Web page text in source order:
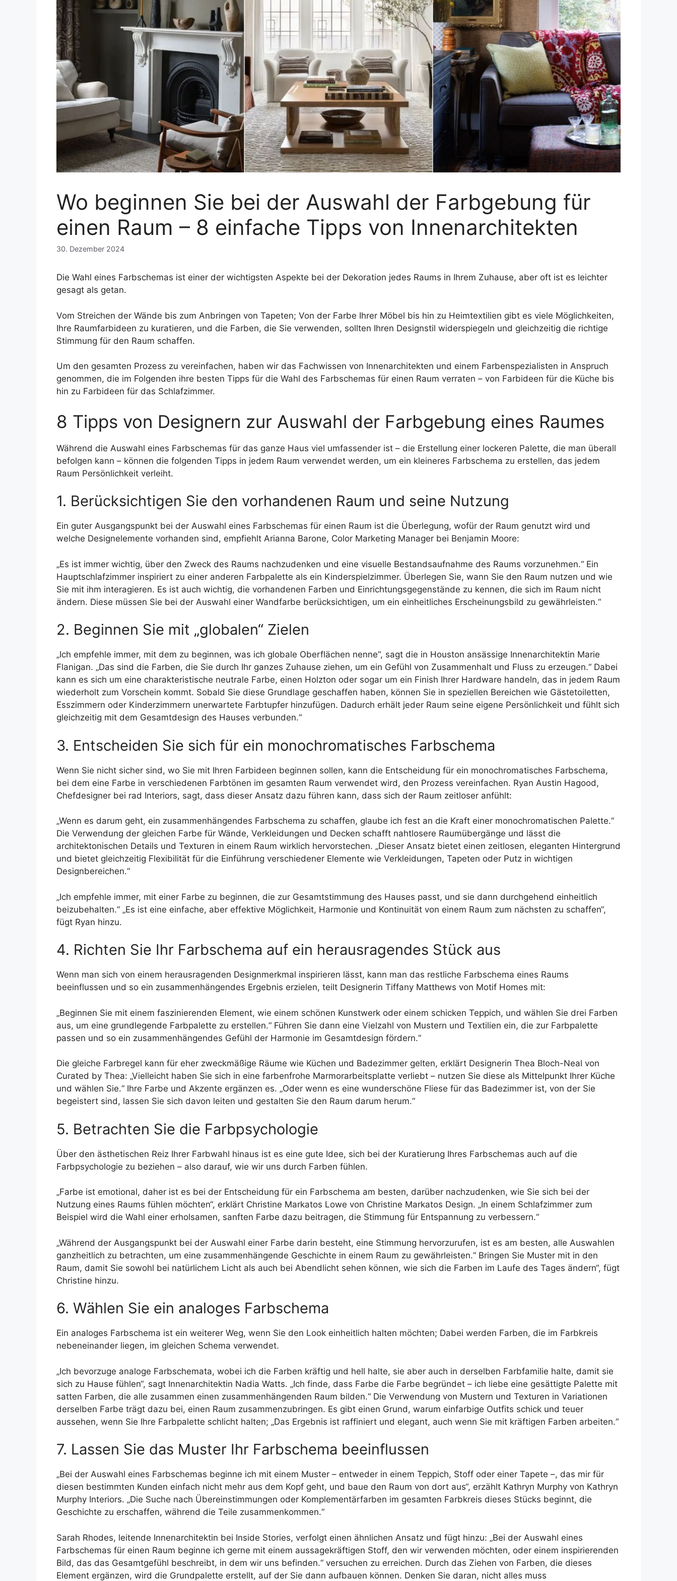
Wo beginnen Sie bei der Auswahl der Farbgebung für
einen Raum – 8 einfache Tipps von Innenarchitekten
30. Dezember 2024
Die Wahl eines Farbschemas ist einer der wichtigsten Aspekte bei der Dekoration jedes Raums in Ihrem Zuhause, aber oft ist es leichter
gesagt als getan.
Vom Streichen der Wände bis zum Anbringen von Tapeten; Von der Farbe Ihrer Möbel bis hin zu Heimtextilien gibt es viele Möglichkeiten,
Ihre Raumfarbideen zu kuratieren, und die Farben, die Sie verwenden, sollten Ihren Designstil widerspiegeln und gleichzeitig die richtige
Stimmung für den Raum schaffen.
Um den gesamten Prozess zu vereinfachen, haben wir das Fachwissen von Innenarchitekten und einem Farbenspezialisten in Anspruch
genommen, die im Folgenden ihre besten Tipps für die Wahl des Farbschemas für einen Raum verraten – von Farbideen für die Küche bis
hin zu Farbideen für das Schlafzimmer.
8 Tipps von Designern zur Auswahl der Farbgebung eines Raumes
Während die Auswahl eines Farbschemas für das ganze Haus viel umfassender ist – die Erstellung einer lockeren Palette, die man überall
befolgen kann – können die folgenden Tipps in jedem Raum verwendet werden, um ein kleineres Farbschema zu erstellen, das jedem
Raum Persönlichkeit verleiht.
1. Berücksichtigen Sie den vorhandenen Raum und seine Nutzung
Ein guter Ausgangspunkt bei der Auswahl eines Farbschemas für einen Raum ist die Überlegung, wofür der Raum genutzt wird und
welche Designelemente vorhanden sind, empfiehlt Arianna Barone, Color Marketing Manager bei Benjamin Moore:
„Es ist immer wichtig, über den Zweck des Raums nachzudenken und eine visuelle Bestandsaufnahme des Raums vorzunehmen.“ Ein
Hauptschlafzimmer inspiriert zu einer anderen Farbpalette als ein Kinderspielzimmer. Überlegen Sie, wann Sie den Raum nutzen und wie
Sie mit ihm interagieren. Es ist auch wichtig, die vorhandenen Farben und Einrichtungsgegenstände zu kennen, die sich im Raum nicht
ändern. Diese müssen Sie bei der Auswahl einer Wandfarbe berücksichtigen, um ein einheitliches Erscheinungsbild zu gewährleisten.“
2. Beginnen Sie mit „globalen“ Zielen
„Ich empfehle immer, mit dem zu beginnen, was ich globale Oberflächen nenne“, sagt die in Houston ansässige Innenarchitektin Marie
Flanigan. „Das sind die Farben, die Sie durch Ihr ganzes Zuhause ziehen, um ein Gefühl von Zusammenhalt und Fluss zu erzeugen.“ Dabei
kann es sich um eine charakteristische neutrale Farbe, einen Holzton oder sogar um ein Finish Ihrer Hardware handeln, das in jedem Raum
wiederholt zum Vorschein kommt. Sobald Sie diese Grundlage geschaffen haben, können Sie in speziellen Bereichen wie Gästetoiletten,
Esszimmern oder Kinderzimmern unerwartete Farbtupfer hinzufügen. Dadurch erhält jeder Raum seine eigene Persönlichkeit und fühlt sich
gleichzeitig mit dem Gesamtdesign des Hauses verbunden.“
3. Entscheiden Sie sich für ein monochromatisches Farbschema
Wenn Sie nicht sicher sind, wo Sie mit Ihren Farbideen beginnen sollen, kann die Entscheidung für ein monochromatisches Farbschema,
bei dem eine Farbe in verschiedenen Farbtönen im gesamten Raum verwendet wird, den Prozess vereinfachen. Ryan Austin Hagood,
Chefdesigner bei rad Interiors, sagt, dass dieser Ansatz dazu führen kann, dass sich der Raum zeitloser anfühlt:
„Wenn es darum geht, ein zusammenhängendes Farbschema zu schaffen, glaube ich fest an die Kraft einer monochromatischen Palette.“
Die Verwendung der gleichen Farbe für Wände, Verkleidungen und Decken schafft nahtlosere Raumübergänge und lässt die
architektonischen Details und Texturen in einem Raum wirklich hervorstechen. „Dieser Ansatz bietet einen zeitlosen, eleganten Hintergrund
und bietet gleichzeitig Flexibilität für die Einführung verschiedener Elemente wie Verkleidungen, Tapeten oder Putz in wichtigen
Designbereichen.“
„Ich empfehle immer, mit einer Farbe zu beginnen, die zur Gesamtstimmung des Hauses passt, und sie dann durchgehend einheitlich
beizubehalten.“ „Es ist eine einfache, aber effektive Möglichkeit, Harmonie und Kontinuität von einem Raum zum nächsten zu schaffen“,
fügt Ryan hinzu.
4. Richten Sie Ihr Farbschema auf ein herausragendes Stück aus
Wenn man sich von einem herausragenden Designmerkmal inspirieren lässt, kann man das restliche Farbschema eines Raums
beeinflussen und so ein zusammenhängendes Ergebnis erzielen, teilt Designerin Tiffany Matthews von Motif Homes mit:
„Beginnen Sie mit einem faszinierenden Element, wie einem schönen Kunstwerk oder einem schicken Teppich, und wählen Sie drei Farben
aus, um eine grundlegende Farbpalette zu erstellen.“ Führen Sie dann eine Vielzahl von Mustern und Textilien ein, die zur Farbpalette
passen und so ein zusammenhängendes Gefühl der Harmonie im Gesamtdesign fördern.“
Die gleiche Farbregel kann für eher zweckmäßige Räume wie Küchen und Badezimmer gelten, erklärt Designerin Thea Bloch-Neal von
Curated by Thea: „Vielleicht haben Sie sich in eine farbenfrohe Marmorarbeitsplatte verliebt – nutzen Sie diese als Mittelpunkt Ihrer Küche
und wählen Sie.“ Ihre Farbe und Akzente ergänzen es. „Oder wenn es eine wunderschöne Fliese für das Badezimmer ist, von der Sie
begeistert sind, lassen Sie sich davon leiten und gestalten Sie den Raum darum herum.“
5. Betrachten Sie die Farbpsychologie
Über den ästhetischen Reiz Ihrer Farbwahl hinaus ist es eine gute Idee, sich bei der Kuratierung Ihres Farbschemas auch auf die
Farbpsychologie zu beziehen – also darauf, wie wir uns durch Farben fühlen.
„Farbe ist emotional, daher ist es bei der Entscheidung für ein Farbschema am besten, darüber nachzudenken, wie Sie sich bei der
Nutzung eines Raums fühlen möchten“, erklärt Christine Markatos Lowe von Christine Markatos Design. „In einem Schlafzimmer zum
Beispiel wird die Wahl einer erholsamen, sanften Farbe dazu beitragen, die Stimmung für Entspannung zu verbessern.“
„Während der Ausgangspunkt bei der Auswahl einer Farbe darin besteht, eine Stimmung hervorzurufen, ist es am besten, alle Auswahlen
ganzheitlich zu betrachten, um eine zusammenhängende Geschichte in einem Raum zu gewährleisten.“ Bringen Sie Muster mit in den
Raum, damit Sie sowohl bei natürlichem Licht als auch bei Abendlicht sehen können, wie sich die Farben im Laufe des Tages ändern“, fügt
Christine hinzu.
6. Wählen Sie ein analoges Farbschema
Ein analoges Farbschema ist ein weiterer Weg, wenn Sie den Look einheitlich halten möchten; Dabei werden Farben, die im Farbkreis
nebeneinander liegen, im gleichen Schema verwendet.
„Ich bevorzuge analoge Farbschemata, wobei ich die Farben kräftig und hell halte, sie aber auch in derselben Farbfamilie halte, damit sie
sich zu Hause fühlen“, sagt Innenarchitektin Nadia Watts. „Ich finde, dass Farbe die Farbe begründet – ich liebe eine gesättigte Palette mit
satten Farben, die alle zusammen einen zusammenhängenden Raum bilden.“ Die Verwendung von Mustern und Texturen in Variationen
derselben Farbe trägt dazu bei, einen Raum zusammenzubringen. Es gibt einen Grund, warum einfarbige Outfits schick und teuer
aussehen, wenn Sie Ihre Farbpalette schlicht halten; „Das Ergebnis ist raffiniert und elegant, auch wenn Sie mit kräftigen Farben arbeiten.“
7. Lassen Sie das Muster Ihr Farbschema beeinflussen
„Bei der Auswahl eines Farbschemas beginne ich mit einem Muster – entweder in einem Teppich, Stoff oder einer Tapete –, das mir für
diesen bestimmten Kunden einfach nicht mehr aus dem Kopf geht, und baue den Raum von dort aus“, erzählt Kathryn Murphy von Kathryn
Murphy Interiors. „Die Suche nach Übereinstimmungen oder Komplementärfarben im gesamten Farbkreis dieses Stücks beginnt, die
Geschichte zu erschaffen, während die Teile zusammenkommen.“
Sarah Rhodes, leitende Innenarchitektin bei Inside Stories, verfolgt einen ähnlichen Ansatz und fügt hinzu: „Bei der Auswahl eines
Farbschemas für einen Raum beginne ich gerne mit einem aussagekräftigen Stoff, den wir verwenden möchten, oder einem inspirierenden
Bild, das das Gesamtgefühl beschreibt, in dem wir uns befinden.“ versuchen zu erreichen. Durch das Ziehen von Farben, die dieses
Element ergänzen, wird die Grundpalette erstellt, auf der Sie dann aufbauen können. Denken Sie daran, nicht alles muss